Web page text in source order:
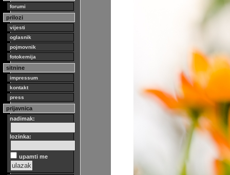
forumi
prilozi
vijesti
oglasnik
pojmovnik
fotokemija
sitnine
impressum
kontakt
press
prijavnica
nadimak:
lozinka:
upamti me